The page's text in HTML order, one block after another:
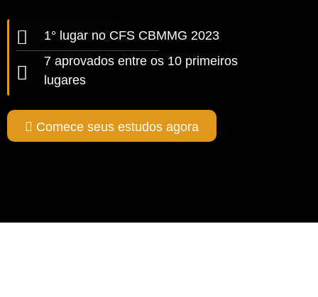
1° lugar no CFS CBMMG 2023
7 aprovados entre os 10 primeiros
lugares
Comece seus estudos agora